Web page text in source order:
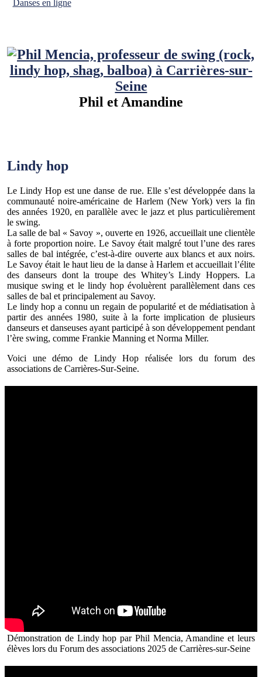
Danses en ligne
Phil et Amandine
Lindy hop
Le Lindy Hop est une danse de rue. Elle s’est développée dans la
communauté noire-américaine de Harlem (New York) vers la fin
des années 1920, en parallèle avec le jazz et plus particulièrement
le swing.
La salle de bal « Savoy », ouverte en 1926, accueillait une clientèle
à forte proportion noire. Le Savoy était malgré tout l’une des rares
salles de bal intégrée, c’est-à-dire ouverte aux blancs et aux noirs.
Le Savoy était le haut lieu de la danse à Harlem et accueillait l’élite
des danseurs dont la troupe des Whitey’s Lindy Hoppers. La
musique swing et le lindy hop évoluèrent parallèlement dans ces
salles de bal et principalement au Savoy.
Le lindy hop a connu un regain de popularité et de médiatisation à
partir des années 1980, suite à la forte implication de plusieurs
danseurs et danseuses ayant participé à son développement pendant
l’ère swing, comme Frankie Manning et Norma Miller.
Voici une démo de Lindy Hop réalisée lors du forum des
associations de Carrières-Sur-Seine.
Démonstration de Lindy hop par Phil Mencia, Amandine et leurs
élèves lors du Forum des associations 2025 de Carrières-sur-Seine